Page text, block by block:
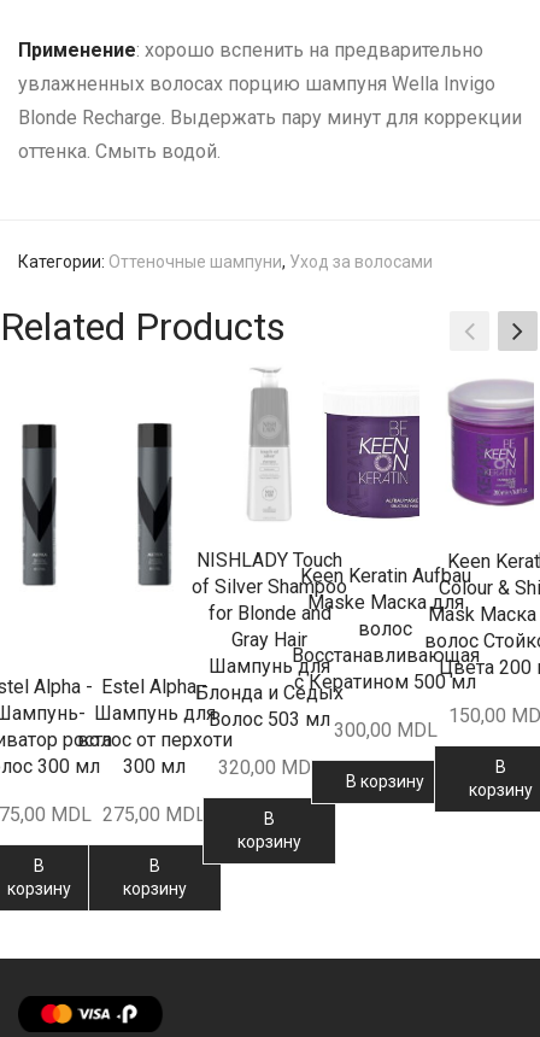
Применение: хорошо вспенить на предварительно
увлажненных волосах порцию шампуня Wella Invigo
Blonde Recharge. Выдержать пару минут для коррекции
оттенка. Смыть водой.
Категории: Оттеночные шампуни, Уход за волосами
Related Products
Alpha -
роста
300 мл
MDL
В
корзину
Estel Alpha -
Шампунь для
волос от перхоти
300 мл
275,00 MDL
В
корзину
NISHLADY Touch
of Silver Shampoo
for Blonde and
Gray Hair
Шампунь для
Блонда и Седых
Волос 503 мл
320,00 MDL
В
корзину
Keen Keratin Aufbau
Maske Маска для
волос
Восстанавливающая
с Кератином 500 мл
300,00 MDL
В корзину
Keen
Colour &
Mask
волос
Цвета 200
150,00
В
корзину